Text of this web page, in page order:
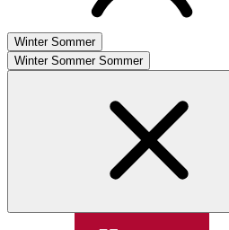
Winter Sommer
Winter Sommer Sommer